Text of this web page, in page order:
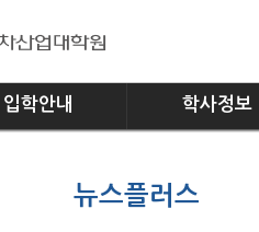
입학안내 학사정보
교과과정
뉴스플러스